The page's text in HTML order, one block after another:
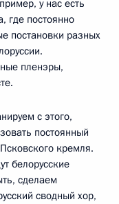
у нас есть
где постоянно
постановки разных
пленэры,
с этого,
постоянный
кремля.
белорусские
сделаем
сводный хор,